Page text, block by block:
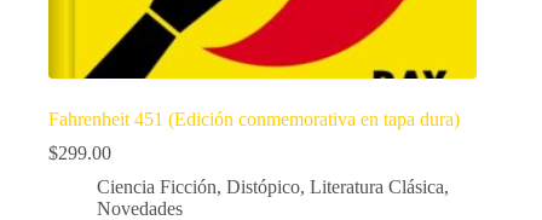
Fahrenheit 451 (Edición conmemorativa en tapa dura)
$299.00
Ciencia Ficción, Distópico, Literatura Clásica,
Novedades